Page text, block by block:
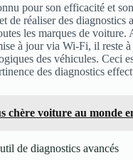
pour son efficacité et
de réaliser des diagnostics
les marques de voiture.
à jour via Wi-Fi, il reste
des véhicules. Ceci
des diagnostics
chère voiture au monde
de diagnostics avancés